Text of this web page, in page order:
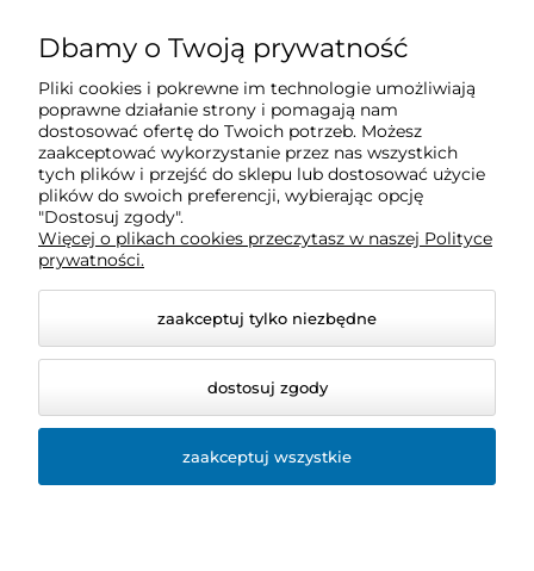
O nas
Obsługa klienta
Pomoc
Moje konto
© 2026 sklep.bio-space.pl. Wszelkie prawa zastrzeżone.
Dbamy o Twoją prywatność
Pliki cookies i pokrewne im technologie umożliwiają
poprawne działanie strony i pomagają nam
dostosować ofertę do Twoich potrzeb. Możesz
zaakceptować wykorzystanie przez nas wszystkich
tych plików i przejść do sklepu lub dostosować użycie
plików do swoich preferencji, wybierając opcję
"Dostosuj zgody".
Więcej o plikach cookies przeczytasz w naszej Polityce
prywatności.
zaakceptuj tylko niezbędne
dostosuj zgody
zaakceptuj wszystkie